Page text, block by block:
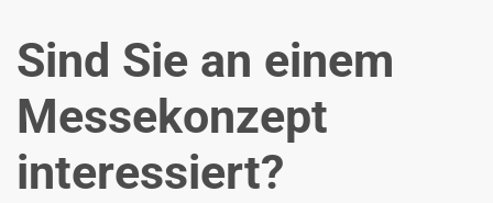
Sind Sie an einem
Messekonzept
interessiert?